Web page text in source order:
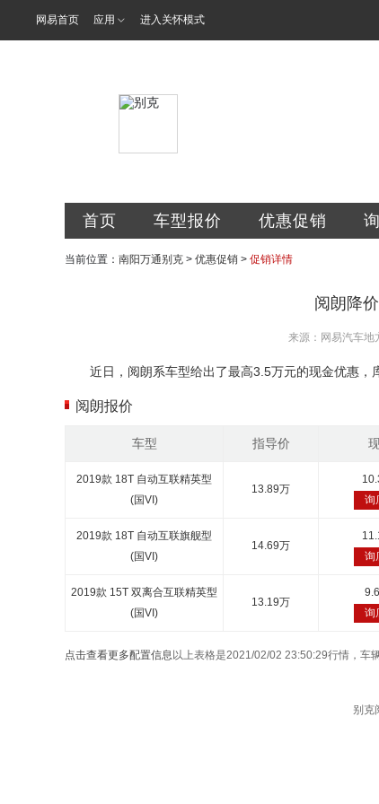
网易首页 应用 进入关怀模式
首页 车型报价 优惠促销
当前位置： 南阳万通别克 > 优惠促销 > 促销详情
阅朗降
来源：网易汽车地
近日，阅朗系车型给出了最高3.5万元的现金优惠，
阅朗报价
车型 指导价
2019款 18T 自动互联精英型
(国VI)
13.89万
询
2019款 18T 自动互联旗舰型
(国VI)
14.69万
询
2019款 15T 双离合互联精英型
(国VI)
13.19万
询
点击查看更多配置信息 以上表格是2021/02/02 23:50:29行情，车
别克